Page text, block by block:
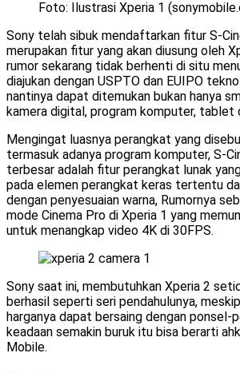
Foto: Ilustrasi Xperia 1
Sony telah sibuk mendaftarkan fitur S-
merupakan fitur yang akan diusung oleh
rumor sekarang tidak berhenti di situ
diajukan dengan USPTO dan EUIPO
nantinya dapat ditemukan bukan hanya
kamera digital, program komputer, tablet
Mengingat luasnya perangkat yang
termasuk adanya program komputer, S-
terbesar adalah fitur perangkat lunak
pada elemen perangkat keras tertentu
dengan penyesuaian warna, Rumornya
mode Cinema Pro di Xperia 1 yang
untuk menangkap video 4K di 30FPS.
Sony saat ini, membutuhkan Xperia 2
berhasil seperti seri pendahulunya,
harganya dapat bersaing dengan ponsel-
keadaan semakin buruk itu bisa berarti
Mobile.